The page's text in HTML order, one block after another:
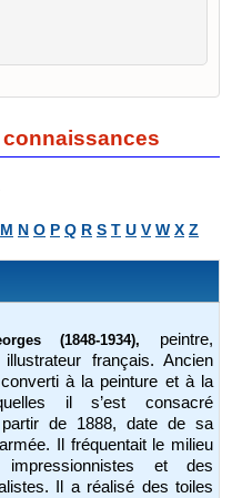
M N O P Q R S T U V W X Z
(1848-1934),
peintre,
français. Ancien
à la peinture et à la
il s’est consacré
de 1888, date de sa
Il fréquentait le milieu
et des
Il a réalisé des toiles